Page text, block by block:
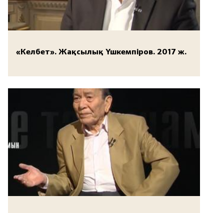
«Келбет». Жақсылық Үшкемпіров. 2017 ж.